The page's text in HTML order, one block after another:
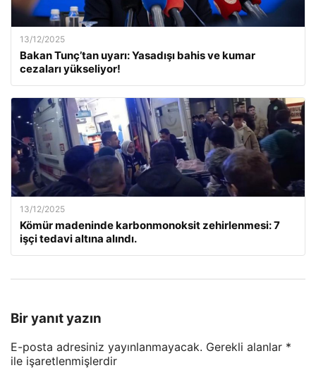
13/12/2025
Bakan Tunç’tan uyarı: Yasadışı bahis ve kumar
cezaları yükseliyor!
13/12/2025
Kömür madeninde karbonmonoksit zehirlenmesi: 7
işçi tedavi altına alındı.
Bir yanıt yazın
E-posta adresiniz yayınlanmayacak. Gerekli alanlar *
ile işaretlenmişlerdir